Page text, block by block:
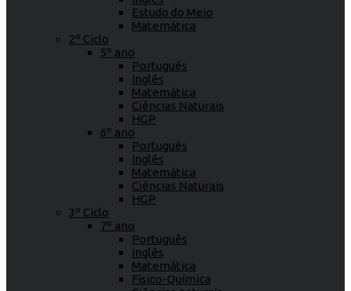
Estudo do Meio
Matemática
2º Ciclo
5º ano
Português
Inglês
Matemática
Ciências Naturais
HGP
6º ano
Português
Inglês
Matemática
Ciências Naturais
HGP
3º Ciclo
7º ano
Português
Inglês
Matemática
Físico-Química